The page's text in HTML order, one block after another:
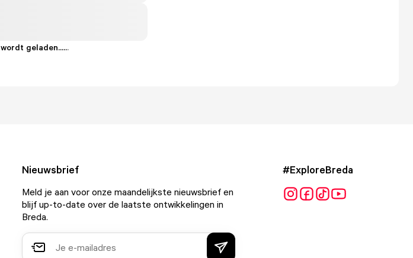
geladen......
Nieuwsbrief
Meld je aan voor onze maandelijkste nieuwsbrief en
blijf up-to-date over de laatste ontwikkelingen in
Breda.
#ExploreBreda